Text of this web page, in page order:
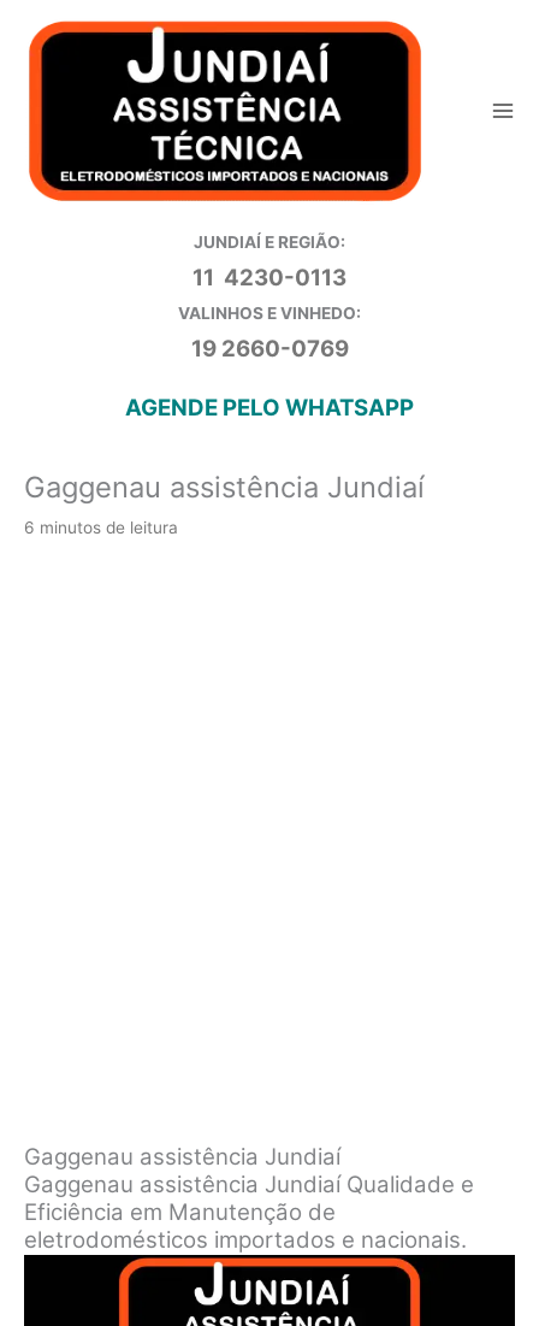
para
JUNDIAÍ E REGIÃO:
11 4230-0113
VALINHOS E VINHEDO:
19 2660-0769
AGENDE PELO WHATSAPP
Gaggenau assistência Jundiaí
6 minutos de leitura
Gaggenau assistência Jundiaí
Gaggenau assistência Jundiaí Qualidade e
Eficiência em Manutenção de
eletrodomésticos importados e nacionais.